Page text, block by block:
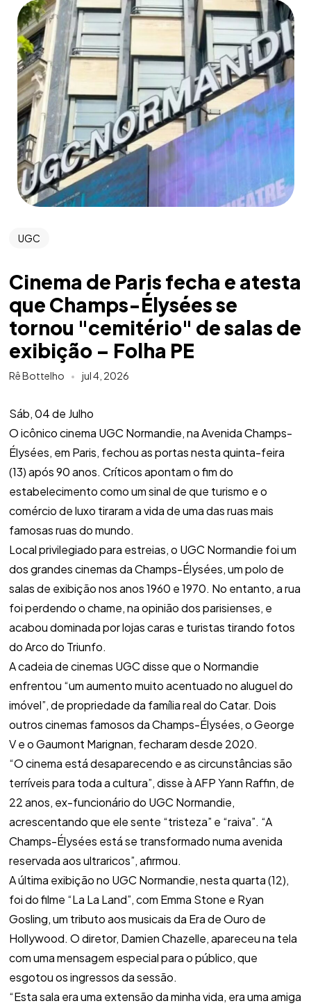
UGC
Cinema de Paris fecha e atesta
que Champs-Élysées se
tornou "cemitério" de salas de
exibição – Folha PE
Rê Bottelho jul 4, 2026
Sáb, 04 de Julho
O icônico cinema UGC Normandie, na Avenida Champs-
Élysées, em Paris, fechou as portas nesta quinta-feira
(13) após 90 anos. Críticos apontam o fim do
estabelecimento como um sinal de que turismo e o
comércio de luxo tiraram a vida de uma das ruas mais
famosas ruas do mundo.
Local privilegiado para estreias, o UGC Normandie foi um
dos grandes cinemas da Champs-Élysées, um polo de
salas de exibição nos anos 1960 e 1970. No entanto, a rua
foi perdendo o chame, na opinião dos parisienses, e
acabou dominada por lojas caras e turistas tirando fotos
do Arco do Triunfo.
A cadeia de cinemas UGC disse que o Normandie
enfrentou “um aumento muito acentuado no aluguel do
imóvel”, de propriedade da família real do Catar. Dois
outros cinemas famosos da Champs-Élysées, o George
V e o Gaumont Marignan, fecharam desde 2020.
“O cinema está desaparecendo e as circunstâncias são
terríveis para toda a cultura”, disse à AFP Yann Raffin, de
22 anos, ex-funcionário do UGC Normandie,
acrescentando que ele sente “tristeza” e “raiva”. “A
Champs-Élysées está se transformado numa avenida
reservada aos ultraricos”, afirmou.
A última exibição no UGC Normandie, nesta quarta (12),
foi do filme “La La Land”, com Emma Stone e Ryan
Gosling, um tributo aos musicais da Era de Ouro de
Hollywood. O diretor, Damien Chazelle, apareceu na tela
com uma mensagem especial para o público, que
esgotou os ingressos da sessão.
“Esta sala era uma extensão da minha vida, era uma amiga